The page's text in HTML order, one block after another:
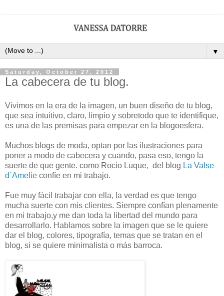
▼
Saturday, October 27, 2012
La cabecera de tu blog.
Vivimos en la era de la imagen, un buen diseño de tu blog,
que sea intuitivo, claro, limpio y sobretodo que te identifique,
es una de las premisas para empezar en la blogoesfera.
Muchos blogs de moda, optan por las ilustraciones para
poner a modo de cabecera y cuando, pasa eso, tengo la
suerte de que gente. como Rocio Luque, del blog La Valse
d`Amelie confíe en mi trabajo.
Fue muy fácil trabajar con ella, la verdad es que tengo
mucha suerte con mis clientes. Siempre confían plenamente
en mi trabajo,y me dan toda la libertad del mundo para
desarrollarlo. Hablamos sobre la imagen que se le quiere
dar el blog, colores, tipografía, temas que se tratan en el
blog, si se quiere minimalista o más barroca.